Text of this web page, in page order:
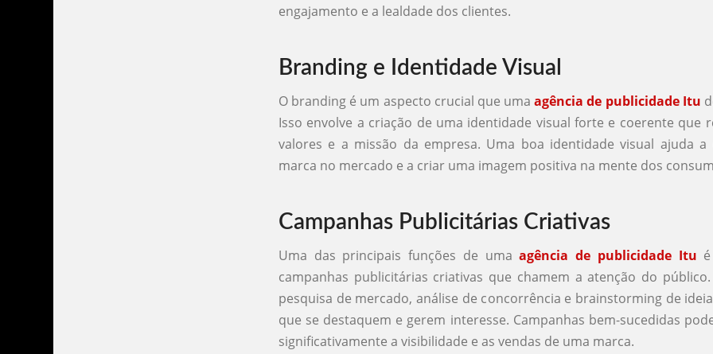
engajamento e a lealdade dos clientes.
Branding e Identidade Visual
O branding é um aspecto crucial que umaagência de publicidade Itu
Isso envolve a criação de uma identidade visual forte e coerente que
valores e a missão da empresa. Uma boa identidade visual ajuda a
marca no mercado e a criar uma imagem positiva na mente dos
Campanhas Publicitárias Criativas
Uma das principais funções de umaagência de publicidade Itu
campanhas publicitárias criativas que chamem a atenção do público.
pesquisa de mercado, análise de concorrência e brainstorming de
que se destaquem e gerem interesse. Campanhas bem-sucedidas
significativamente a visibilidade e as vendas de uma marca.